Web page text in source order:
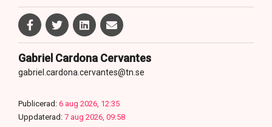
Gabriel Cardona Cervantes
gabriel.cardona.cervantes@tn.se
Publicerad: 6 aug 2026, 12:35
Uppdaterad: 7 aug 2026, 09:58